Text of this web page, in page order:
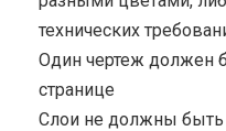
технических
Один чертеж должен
странице
Cлои не должны